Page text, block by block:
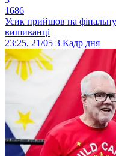
1686
Усик прийшов на
вишиванці
23:25, 21/05 3 Кадр дня